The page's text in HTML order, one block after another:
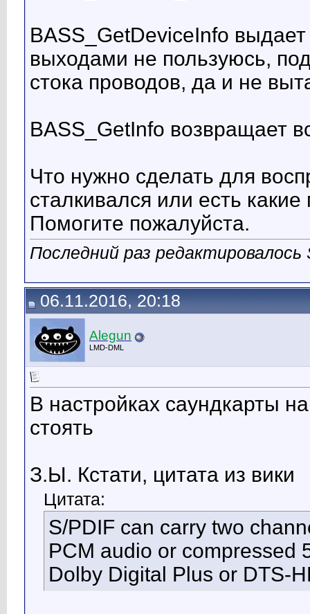
BASS_GetDeviceInfo
выходами не пользуюсь,
стока проводов, да и не
BASS_GetInfo возвращает
Что нужно сделать для
сталкивался или есть
Помогите пожалуйста.
Последний раз
06.11.2016, 20:18
Alegun
LMD-DML
В настройках саундкарты
стоять
З.Ы. Кстати, цитата из вики
Цитата:
S/PDIF can carry two
PCM audio or compressed
Dolby Digital Plus or DTS-